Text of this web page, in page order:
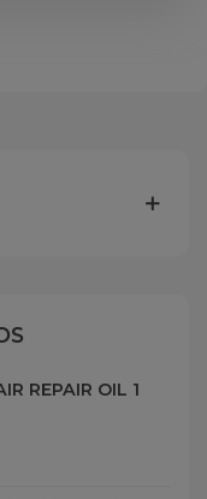
REPAIR OIL 1